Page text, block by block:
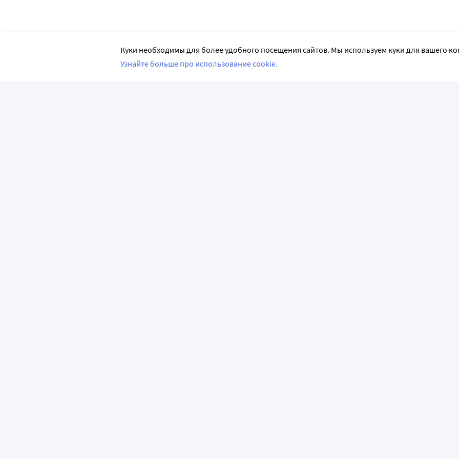
Куки необходимы для более удобного посещения сайтов. Мы используем куки для вашего
Узнайте больше про использование cookie.